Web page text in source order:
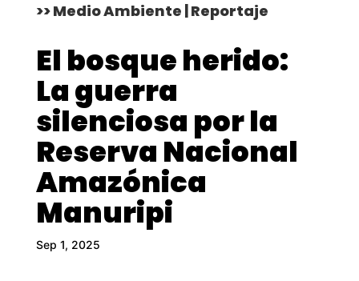
>> Medio Ambiente | Reportaje
El bosque herido:
La guerra
silenciosa por la
Reserva Nacional
Amazónica
Manuripi
Sep 1, 2025